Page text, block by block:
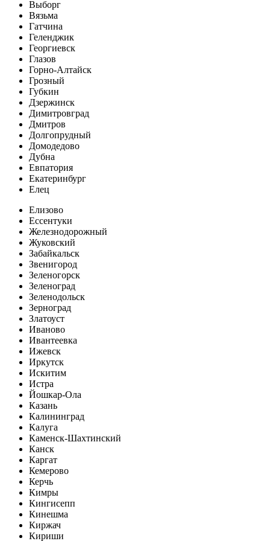
Выборг
Вязьма
Гатчина
Геленджик
Георгиевск
Глазов
Горно-Алтайск
Грозный
Губкин
Дзержинск
Димитровград
Дмитров
Долгопрудный
Домодедово
Дубна
Евпатория
Екатеринбург
Елец
Елизово
Ессентуки
Железнодорожный
Жуковский
Забайкальск
Звенигород
Зеленогорск
Зеленоград
Зеленодольск
Зерноград
Златоуст
Иваново
Ивантеевка
Ижевск
Иркутск
Искитим
Истра
Йошкар-Ола
Казань
Калининград
Калуга
Каменск-Шахтинский
Канск
Каргат
Кемерово
Керчь
Кимры
Кингисепп
Кинешма
Киржач
Кириши